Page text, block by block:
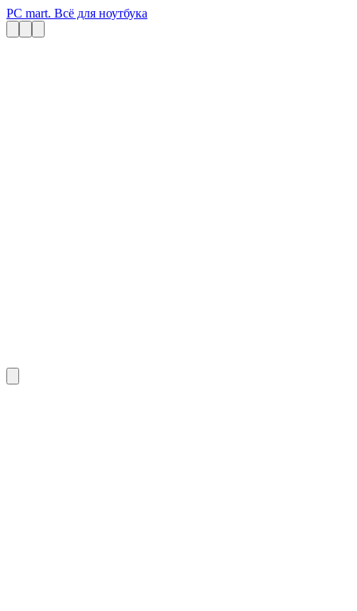
PC mart. Всё для ноутбука